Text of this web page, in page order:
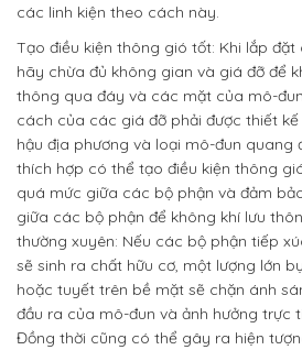
các linh kiện theo cách này.
Tạo điều kiện thông gió tốt: Khi lắp
hãy chừa đủ không gian và giá đỡ để
thông qua đáy và các mặt của mô-
cách của các giá đỡ phải được thiết
hậu địa phương và loại mô-đun quang
thích hợp có thể tạo điều kiện thông
quá mức giữa các bộ phận và đảm
giữa các bộ phận để không khí lưu
thường xuyên: Nếu các bộ phận tiếp
sẽ sinh ra chất hữu cơ, một lượng lớn
hoặc tuyết trên bề mặt sẽ chặn ánh
đầu ra của mô-đun và ảnh hưởng trực
Đồng thời cũng có thể gây ra hiện